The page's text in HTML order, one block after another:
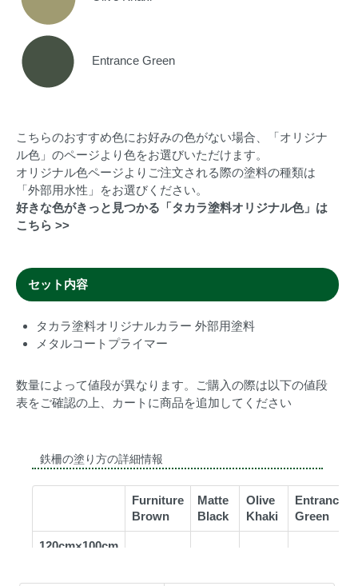
Entrance Green
こちらのおすすめ色にお好みの色がない場合、「オリジナ
ル色」のページより色をお選びいただけます。
オリジナル色ページよりご注文される際の塗料の種類は
「外部用水性」をお選びください。
好きな色がきっと見つかる「タカラ塗料オリジナル色」は
こちら >>
セット内容
タカラ塗料オリジナルカラー 外部用塗料
メタルコートプライマー
数量によって値段が異なります。ご購入の際は以下の値段
表をご確認の上、カートに商品を追加してください